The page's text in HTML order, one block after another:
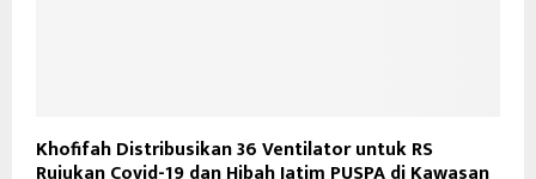
Khofifah Distribusikan 36 Ventilator untuk RS